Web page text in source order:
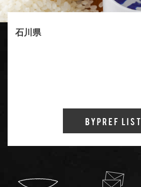
石川県
Bypref List